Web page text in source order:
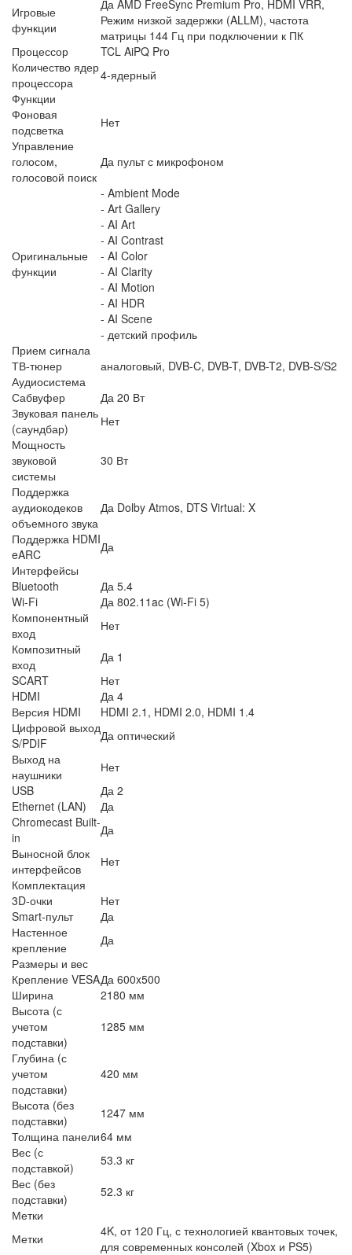
Игровые
функции
Да AMD FreeSync Premium Pro, HDMI VRR,
Режим низкой задержки (ALLM), частота
матрицы 144 Гц при подключении к ПК
Процессор
TCL AiPQ Pro
Количество ядер
процессора
4-ядерный
Функции
Фоновая
подсветка
Нет
Управление
голосом,
голосовой поиск
Да пульт с микрофоном
Оригинальные
функции
- Ambient Mode
- Art Gallery
- AI Art
- AI Contrast
- AI Color
- AI Clarity
- AI Motion
- AI HDR
- AI Scene
- детский профиль
Прием сигнала
ТВ-тюнер
аналоговый, DVB-C, DVB-T, DVB-T2, DVB-S/S2
Аудиосистема
Сабвуфер
Да 20 Вт
Звуковая панель
(саундбар)
Нет
Мощность
звуковой
системы
30 Вт
Поддержка
аудиокодеков
объемного звука
Да Dolby Atmos, DTS Virtual: X
Поддержка HDMI
eARC
Да
Интерфейсы
Bluetooth
Да 5.4
Wi-Fi
Да 802.11ac (Wi-Fi 5)
Компонентный
вход
Нет
Композитный
вход
Да 1
SCART
Нет
HDMI
Да 4
Версия HDMI
HDMI 2.1, HDMI 2.0, HDMI 1.4
Цифровой выход
S/PDIF
Да оптический
Выход на
наушники
Нет
USB
Да 2
Ethernet (LAN)
Да
Chromecast Built-
in
Да
Выносной блок
интерфейсов
Нет
Комплектация
3D-очки
Нет
Smart-пульт
Да
Настенное
крепление
Да
Размеры и вес
Крепление VESAДа 600x500
Ширина
2180 мм
Высота (с
учетом
подставки)
1285 мм
Глубина (с
учетом
подставки)
420 мм
Высота (без
подставки)
1247 мм
Толщина панели64 мм
Вес (с
подставкой)
53.3 кг
Вес (без
подставки)
52.3 кг
Метки
Метки
4K, от 120 Гц, с технологией квантовых точек,
для современных консолей (Xbox и PS5)